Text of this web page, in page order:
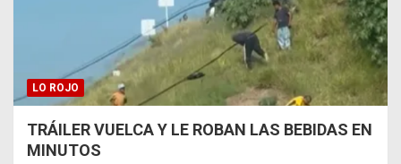
LO ROJO
TRÁILER VUELCA Y LE ROBAN LAS BEBIDAS EN
MINUTOS